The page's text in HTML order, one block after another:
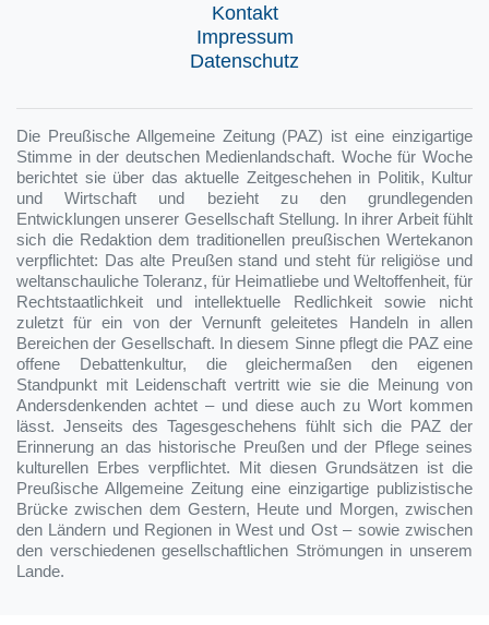
Kontakt
Impressum
Datenschutz
Die Preußische Allgemeine Zeitung (PAZ) ist eine einzigartige
Stimme in der deutschen Medienlandschaft. Woche für Woche
berichtet sie über das aktuelle Zeitgeschehen in Politik, Kultur
und Wirtschaft und bezieht zu den grundlegenden
Entwicklungen unserer Gesellschaft Stellung. In ihrer Arbeit fühlt
sich die Redaktion dem traditionellen preußischen Wertekanon
verpflichtet: Das alte Preußen stand und steht für religiöse und
weltanschauliche Toleranz, für Heimatliebe und Weltoffenheit, für
Rechtstaatlichkeit und intellektuelle Redlichkeit sowie nicht
zuletzt für ein von der Vernunft geleitetes Handeln in allen
Bereichen der Gesellschaft. In diesem Sinne pflegt die PAZ eine
offene Debattenkultur, die gleichermaßen den eigenen
Standpunkt mit Leidenschaft vertritt wie sie die Meinung von
Andersdenkenden achtet – und diese auch zu Wort kommen
lässt. Jenseits des Tagesgeschehens fühlt sich die PAZ der
Erinnerung an das historische Preußen und der Pflege seines
kulturellen Erbes verpflichtet. Mit diesen Grundsätzen ist die
Preußische Allgemeine Zeitung eine einzigartige publizistische
Brücke zwischen dem Gestern, Heute und Morgen, zwischen
den Ländern und Regionen in West und Ost – sowie zwischen
den verschiedenen gesellschaftlichen Strömungen in unserem
Lande.